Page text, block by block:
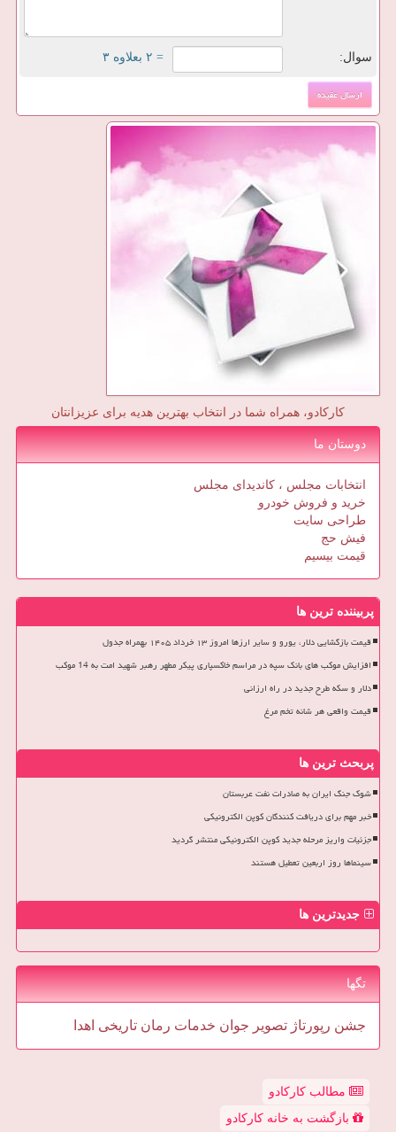
سوال: = ۲ بعلاوه ۳
کارکادو، همراه شما در انتخاب بهترین هدیه برای عزیزانتان
دوستان ما
انتخابات مجلس ، کاندیدای مجلس
خرید و فروش خودرو
طراحی سایت
فیش حج
قیمت بیسیم
پربیننده ترین ها
قیمت بازگشایی دلار، یورو و سایر ارزها امروز ۱۳ خرداد ۱۴۰۵ بهمراه جدول
افزایش موکب های بانک سپه در مراسم خاکسپاری پیکر مطهر رهبر شهید امت به 14 موکب
دلار و سکه طرح جدید در راه ارزانی
قیمت واقعی هر شانه تخم مرغ
پربحث ترین ها
شوک جنگ ایران به صادرات نفت عربستان
خبر مهم برای دریافت کنندگان کوپن الکترونیکی
جزئیات واریز مرحله جدید کوپن الکترونیکی منتشر گردید
سینماها روز اربعین تعطیل هستند
جدیدترین ها
تگها
جشن رپورتاژ تصویر جوان خدمات رمان تاریخی اهدا
مطالب کارکادو
بازگشت به خانه کارکادو